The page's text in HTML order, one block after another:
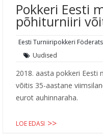
Pokkeri Eesti
põhiturniiri
Eesti Turniiripokkeri
Uudised
2018. aasta pokkeri Eesti
võitis 35-aastane
eurot auhinnaraha.
LOE EDASI